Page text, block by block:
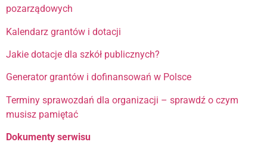
pozarządowych
Kalendarz grantów i dotacji
Jakie dotacje dla szkół publicznych?
Generator grantów i dofinansowań w Polsce
Terminy sprawozdań dla organizacji – sprawdź o czym
musisz pamiętać
Dokumenty serwisu